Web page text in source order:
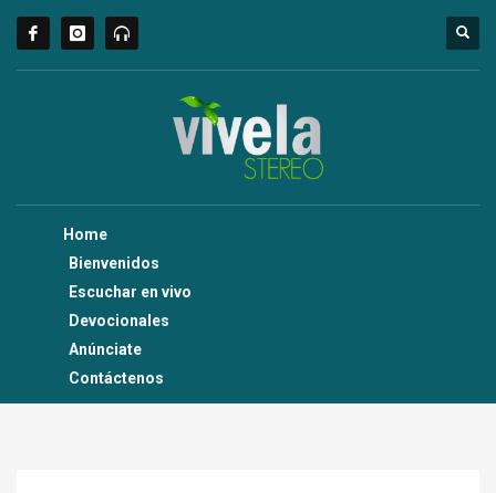
Home
Bienvenidos
Escuchar en vivo
Devocionales
Anúnciate
Contáctenos